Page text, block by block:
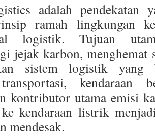
adalah pendekatan
ramah lingkungan
logistik. Tujuan
jejak karbon, menghemat
sistem logistik yang
kendaraan
kontributor utama emisi
kendaraan listrik
mendesak.